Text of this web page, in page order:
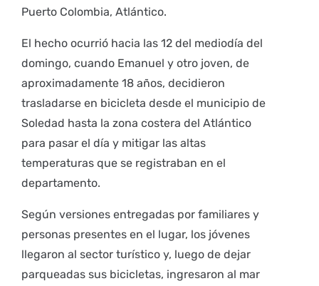
Puerto Colombia, Atlántico.
El hecho ocurrió hacia las 12 del mediodía del
domingo, cuando Emanuel y otro joven, de
aproximadamente 18 años, decidieron
trasladarse en bicicleta desde el municipio de
Soledad hasta la zona costera del Atlántico
para pasar el día y mitigar las altas
temperaturas que se registraban en el
departamento.
Según versiones entregadas por familiares y
personas presentes en el lugar, los jóvenes
llegaron al sector turístico y, luego de dejar
parqueadas sus bicicletas, ingresaron al mar